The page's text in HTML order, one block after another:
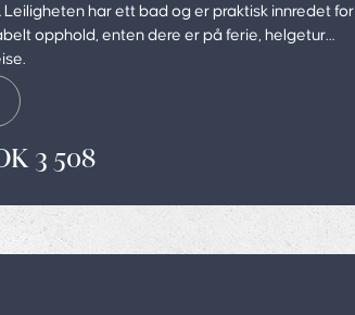
Leiligheten har ett bad og er praktisk innredet for
opphold, enten dere er på ferie, helgetur
3 508